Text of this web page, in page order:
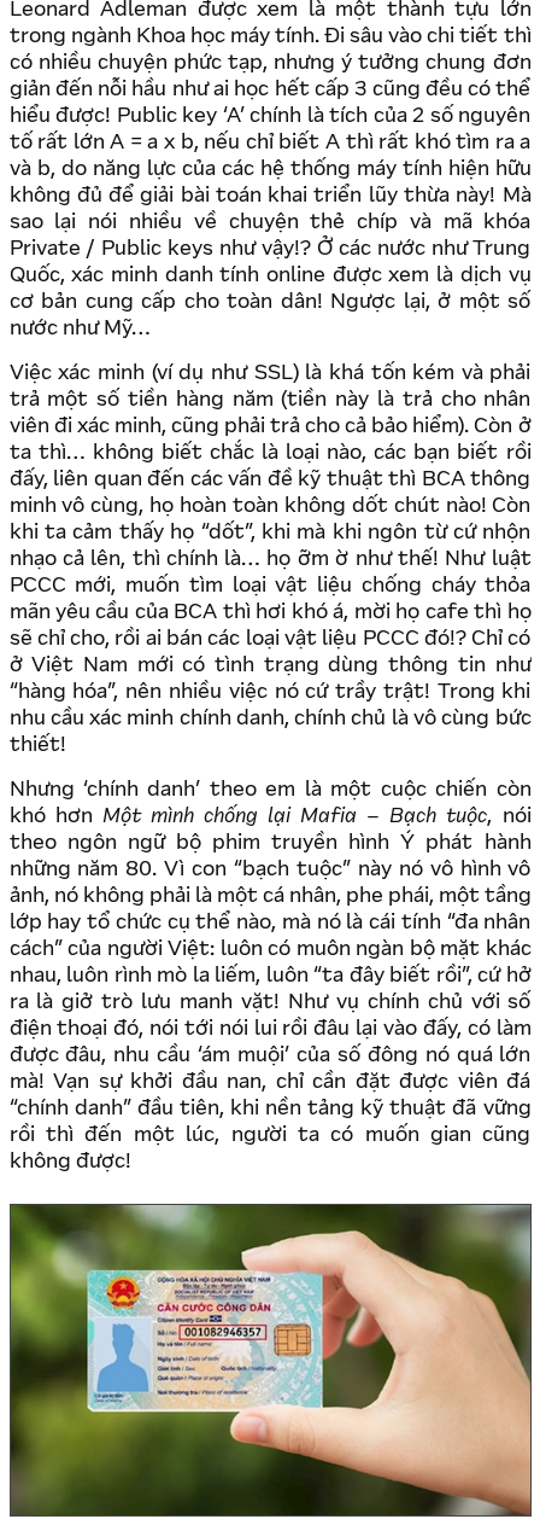
Leonard Adleman được xem là một thành tựu lớn
trong ngành Khoa học máy tính. Đi sâu vào chi tiết thì
có nhiều chuyện phức tạp, nhưng ý tưởng chung đơn
giản đến nỗi hầu như ai học hết cấp 3 cũng đều có thể
hiểu được! Public key ‘A’ chính là tích của 2 số nguyên
tố rất lớn A = a x b, nếu chỉ biết A thì rất khó tìm ra a
và b, do năng lực của các hệ thống máy tính hiện hữu
không đủ để giải bài toán khai triển lũy thừa này! Mà
sao lại nói nhiều về chuyện thẻ chíp và mã khóa
Private / Public keys như vậy!? Ở các nước như Trung
Quốc, xác minh danh tính online được xem là dịch vụ
cơ bản cung cấp cho toàn dân! Ngược lại, ở một số
nước như Mỹ…
Việc xác minh (ví dụ như SSL) là khá tốn kém và phải
trả một số tiền hàng năm (tiền này là trả cho nhân
viên đi xác minh, cũng phải trả cho cả bảo hiểm). Còn ở
ta thì… không biết chắc là loại nào, các bạn biết rồi
đấy, liên quan đến các vấn đề kỹ thuật thì BCA thông
minh vô cùng, họ hoàn toàn không dốt chút nào! Còn
khi ta cảm thấy họ “dốt”, khi mà khi ngôn từ cứ nhộn
nhạo cả lên, thì chính là… họ ỡm ờ như thế! Như luật
PCCC mới, muốn tìm loại vật liệu chống cháy thỏa
mãn yêu cầu của BCA thì hơi khó á, mời họ cafe thì họ
sẽ chỉ cho, rồi ai bán các loại vật liệu PCCC đó!? Chỉ có
ở Việt Nam mới có tình trạng dùng thông tin như
“hàng hóa”, nên nhiều việc nó cứ trầy trật! Trong khi
nhu cầu xác minh chính danh, chính chủ là vô cùng bức
thiết!
Nhưng ‘chính danh’ theo em là một cuộc chiến còn
khó hơn Một mình chống lại Mafia – Bạch tuộc, nói
theo ngôn ngữ bộ phim truyền hình Ý phát hành
những năm 80. Vì con “bạch tuộc” này nó vô hình vô
ảnh, nó không phải là một cá nhân, phe phái, một tầng
lớp hay tổ chức cụ thể nào, mà nó là cái tính “đa nhân
cách” của người Việt: luôn có muôn ngàn bộ mặt khác
nhau, luôn rình mò la liếm, luôn “ta đây biết rồi”, cứ hở
ra là giở trò lưu manh vặt! Như vụ chính chủ với số
điện thoại đó, nói tới nói lui rồi đâu lại vào đấy, có làm
được đâu, nhu cầu ‘ám muội’ của số đông nó quá lớn
mà! Vạn sự khởi đầu nan, chỉ cần đặt được viên đá
“chính danh” đầu tiên, khi nền tảng kỹ thuật đã vững
rồi thì đến một lúc, người ta có muốn gian cũng
không được!